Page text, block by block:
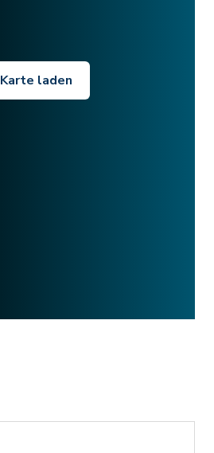
Karte laden